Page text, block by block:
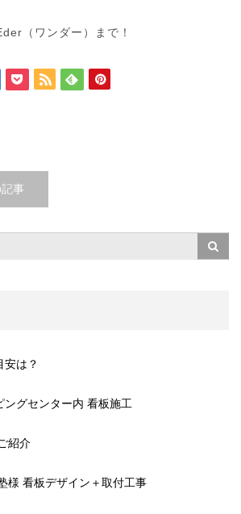
（ワンダー）まで！
事
安は？
グセンター内 看板施工
紹介
様 看板デザイン＋取付工事